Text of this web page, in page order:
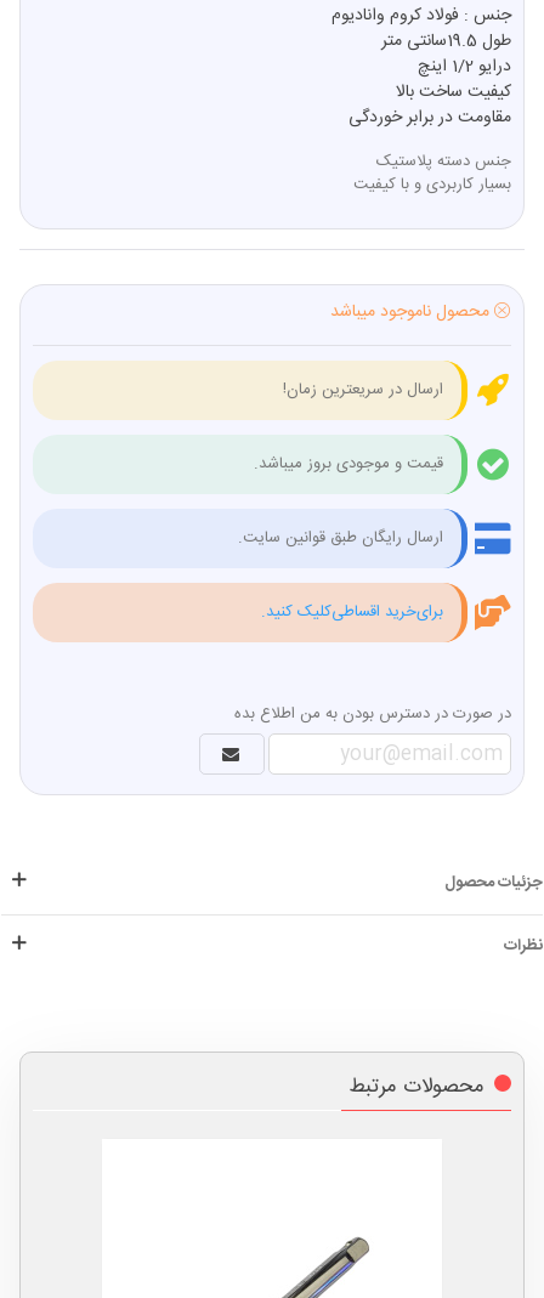
جنس : فولاد کروم وانادیوم
طول 19.5سانتی متر
درایو 1/2 اینچ
کیفیت ساخت بالا
مقاومت در برابر خوردگی
جنس دسته پلاستیک
بسیار کاربردی و با کیفیت
محصول ناموجود میباشد
ارسال در سریعترین زمان!
قیمت و موجودی بروز میباشد.
ارسال رایگان طبق قوانین سایت.
برای‌خرید اقساطی‌کلیک کنید.
در صورت در دسترس بودن به من اطلاع بده
جزئیات محصول
نظرات
محصولات مرتبط